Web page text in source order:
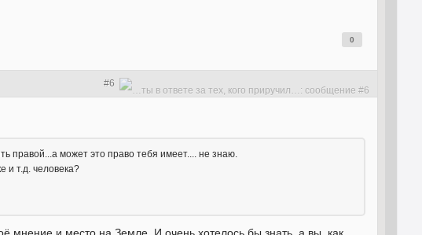
0
#6
правой...а может это право тебя имеет.... не знаю.
и т.д. человека?
мнение и место на Земле. И очень хотелось бы знать, а вы, как